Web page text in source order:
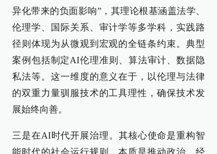
异化带来的负面影响”，其理论根基涵盖法学、
伦理学、国际关系、审计学等多学科，实践路
径则体现为从微观到宏观的全链条约束。典型
案例包括制定AI伦理准则、算法审计、数据隐
私法等。这一维度的意义在于，以伦理与法律
的双重力量驯服技术的工具理性，确保技术发
展始终向善。
三是在AI时代开展治理。其核心使命是重构智
能时代的社会运行规则，本质是推动政治、经